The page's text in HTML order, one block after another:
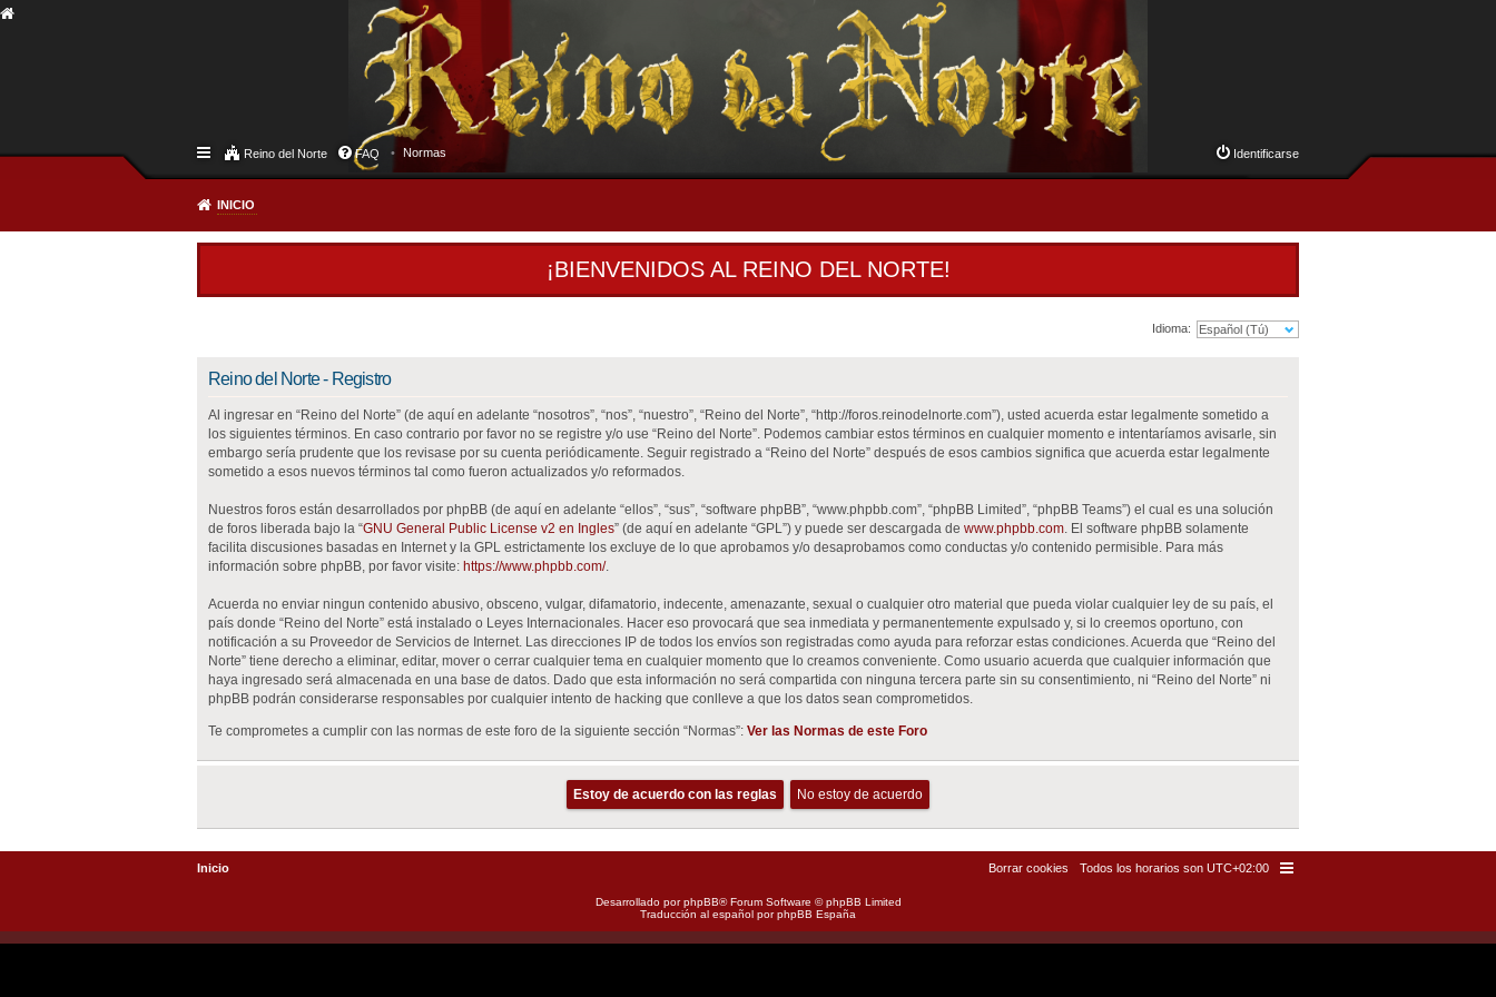
Reino del Norte FAQ Normas Identificarse
INICIO
¡BIENVENIDOS AL REINO DEL NORTE!
Idioma:
Reino del Norte - Registro
Al ingresar en “Reino del Norte” (de aquí en adelante “nosotros”, “nos”, “nuestro”, “Reino del Norte”, “http://foros.reinodelnorte.com”), usted acuerda estar legalmente sometido a
los siguientes términos. En caso contrario por favor no se registre y/o use “Reino del Norte”. Podemos cambiar estos términos en cualquier momento e intentaríamos avisarle, sin
embargo sería prudente que los revisase por su cuenta periódicamente. Seguir registrado a “Reino del Norte” después de esos cambios significa que acuerda estar legalmente
sometido a esos nuevos términos tal como fueron actualizados y/o reformados.
Nuestros foros están desarrollados por phpBB (de aquí en adelante “ellos”, “sus”, “software phpBB”, “www.phpbb.com”, “phpBB Limited”, “phpBB Teams”) el cual es una solución
de foros liberada bajo la “GNU General Public License v2 en Ingles” (de aquí en adelante “GPL”) y puede ser descargada de www.phpbb.com . El software phpBB solamente
facilita discusiones basadas en Internet y la GPL estrictamente los excluye de lo que aprobamos y/o desaprobamos como conductas y/o contenido permisible. Para más
información sobre phpBB, por favor visite: https://www.phpbb.com/.
Acuerda no enviar ningun contenido abusivo, obsceno, vulgar, difamatorio, indecente, amenazante, sexual o cualquier otro material que pueda violar cualquier ley de su país, el
país donde “Reino del Norte” está instalado o Leyes Internacionales. Hacer eso provocará que sea inmediata y permanentemente expulsado y, si lo creemos oportuno, con
notificación a su Proveedor de Servicios de Internet. Las direcciones IP de todos los envíos son registradas como ayuda para reforzar estas condiciones. Acuerda que “Reino del
Norte” tiene derecho a eliminar, editar, mover o cerrar cualquier tema en cualquier momento que lo creamos conveniente. Como usuario acuerda que cualquier información que
haya ingresado será almacenada en una base de datos. Dado que esta información no será compartida con ninguna tercera parte sin su consentimiento, ni “Reino del Norte” ni
phpBB podrán considerarse responsables por cualquier intento de hacking que conlleve a que los datos sean comprometidos.
Te comprometes a cumplir con las normas de este foro de la siguiente sección “Normas”: Ver las Normas de este Foro
Inicio Todos los horarios son UTC+02:00
Borrar cookies
Desarrollado porphpBB® Forum Software © phpBB Limited
Traducción al español porphpBB España